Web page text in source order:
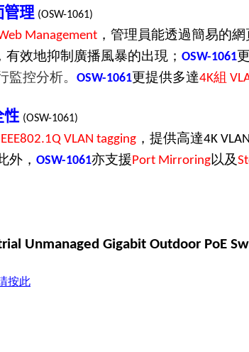
管理 (OSW-1061)
Management ，管理員能透過簡易的
有效地抑制廣播風暴的出現； OSW-1061
監控分析。 OSW-1061更提供多達4K組
性 (OSW-1061)
VLAN tagging ， 提供高達4K
外， OSW-1061亦支援Port Mirroring以及
Unmanaged Gigabit Outdoor PoE
按此